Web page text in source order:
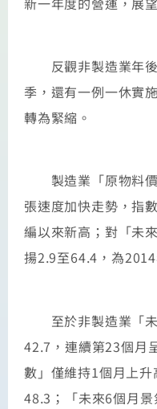
反觀非製造業年後
季，還有一例一休實
轉為緊縮。
製造業「原物料價
張速度加快走勢，指
編以來新高；對「未
揚2.9至64.4，為
至於非製造業「未
42.7，連續第23個月
數」僅維持1個月上
48.3；「未來6個月